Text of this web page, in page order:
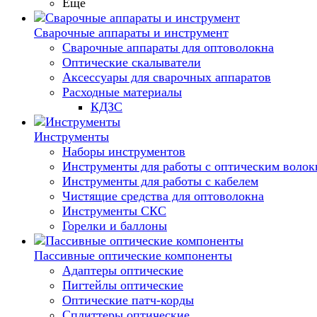
Еще
Сварочные аппараты и инструмент
Сварочные аппараты для оптоволокна
Оптические скалыватели
Аксессуары для сварочных аппаратов
Расходные материалы
КДЗС
Инструменты
Наборы инструментов
Инструменты для работы с оптическим
Инструменты для работы с кабелем
Чистящие средства для оптоволокна
Инструменты СКС
Горелки и баллоны
Пассивные оптические компоненты
Адаптеры оптические
Пигтейлы оптические
Оптические патч-корды